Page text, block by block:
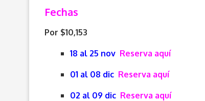
Fechas
Por $10,153
18 al 25 nov Reserva aquí
01 al 08 dic Reserva aquí
02 al 09 dic Reserva aquí